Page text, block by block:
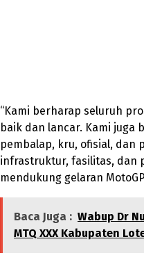
“Kami berharap seluruh
baik dan lancar. Kami
pembalap, kru, ofisial, dan
infrastruktur, fasilitas, dan
mendukung gelaran
Baca Juga : Wabup Dr
MTQ XXX Kabupaten